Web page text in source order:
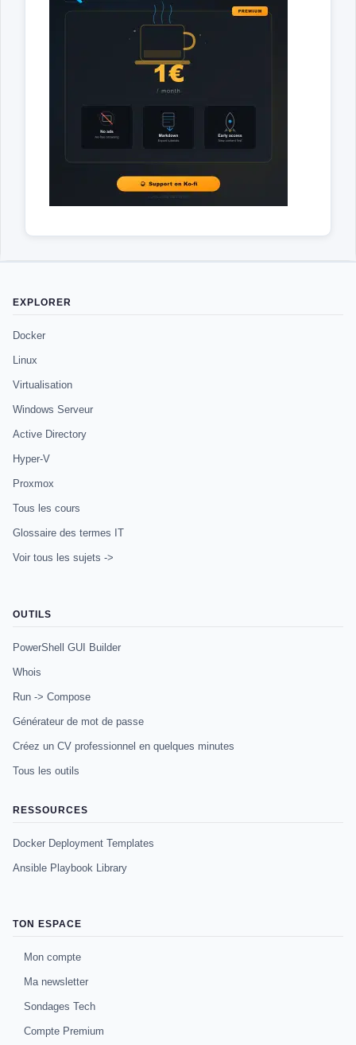
EXPLORER
Docker
Linux
Virtualisation
Windows Serveur
Active Directory
Hyper-V
Proxmox
Tous les cours
Glossaire des termes IT
Voir tous les sujets ->
OUTILS
PowerShell GUI Builder
Whois
Run -> Compose
Générateur de mot de passe
Créez un CV professionnel en quelques minutes
Tous les outils
RESSOURCES
Docker Deployment Templates
Ansible Playbook Library
TON ESPACE
Mon compte
Ma newsletter
Sondages Tech
Compte Premium